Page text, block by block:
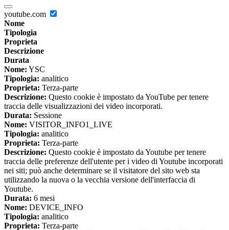
youtube.com
Nome
Tipologia
Proprieta
Descrizione
Durata
Nome: YSC
Tipologia: analitico
Proprieta: Terza-parte
Descrizione: Questo cookie è impostato da YouTube per tenere
traccia delle visualizzazioni dei video incorporati.
Durata: Sessione
Nome: VISITOR_INFO1_LIVE
Tipologia: analitico
Proprieta: Terza-parte
Descrizione: Questo cookie è impostato da Youtube per tenere
traccia delle preferenze dell'utente per i video di Youtube incorporati
nei siti; può anche determinare se il visitatore del sito web sta
utilizzando la nuova o la vecchia versione dell'interfaccia di
Youtube.
Durata: 6 mesi
Nome: DEVICE_INFO
Tipologia: analitico
Proprieta: Terza-parte